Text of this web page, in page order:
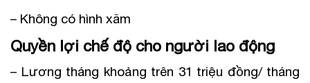
– Không có hình xăm
Quyền lợi chế độ cho người lao động
– Lương tháng khoảng trên 31 triệu đồng/ tháng